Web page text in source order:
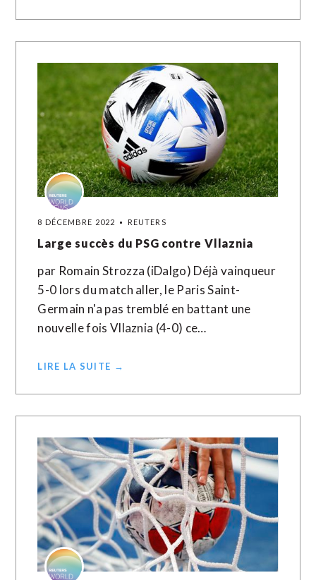
8 DÉCEMBRE 2022 REUTERS
Large succès du PSG contre Vllaznia
par Romain Strozza (iDalgo) Déjà vainqueur
5-0 lors du match aller, le Paris Saint-
Germain n'a pas tremblé en battant une
nouvelle fois Vllaznia (4-0) ce…
LIRE LA SUITE →